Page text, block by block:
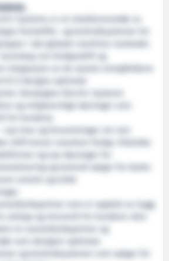
Systems er en totalleverandør av
fremdrifts- og kontrollsystemer for
i det globale maritime markedet.
kunnskap om fartøysdrift og
integrasjon av de nyeste energikildene
til å designe optimale
Norwegian Electric Systems
og miljøvennlige løsninger som
nye krav og forventninger om mer
drift krever smartere fartøy. Fleksible
og nye løsninger for
og kontroll sørger for bedre
smarte og enkle
som er opptatt av trygg
utslipp og merverdi for kundene våre.
en samarbeidspartner og
som designer optimale
og kontrollsystemer som sørger for